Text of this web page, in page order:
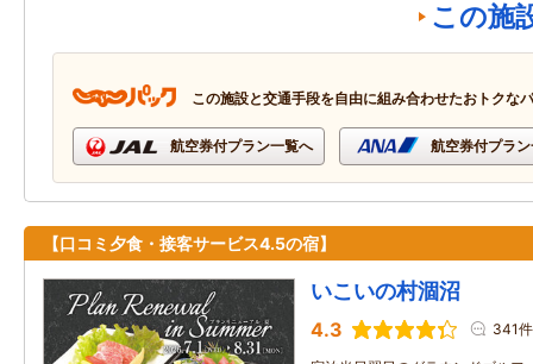
この施
この施設と交通手段を自由に組み合わせたおトクな
航空券付プラン一覧へ 航空券付プラ
【口コミ夕食・接客サービス4.5の宿】
いこいの村涸沼
4.3 341件